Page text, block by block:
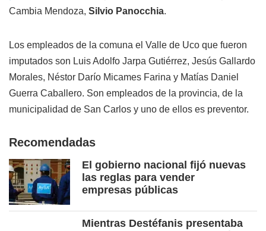
Cambia Mendoza, Silvio Panocchia.
Los empleados de la comuna el Valle de Uco que fueron
imputados son Luis Adolfo Jarpa Gutiérrez, Jesús Gallardo
Morales, Néstor Darío Micames Farina y Matías Daniel
Guerra Caballero. Son empleados de la provincia, de la
municipalidad de San Carlos y uno de ellos es preventor.
Recomendadas
El gobierno nacional fijó nuevas
las reglas para vender
empresas públicas
Mientras Destéfanis presentaba